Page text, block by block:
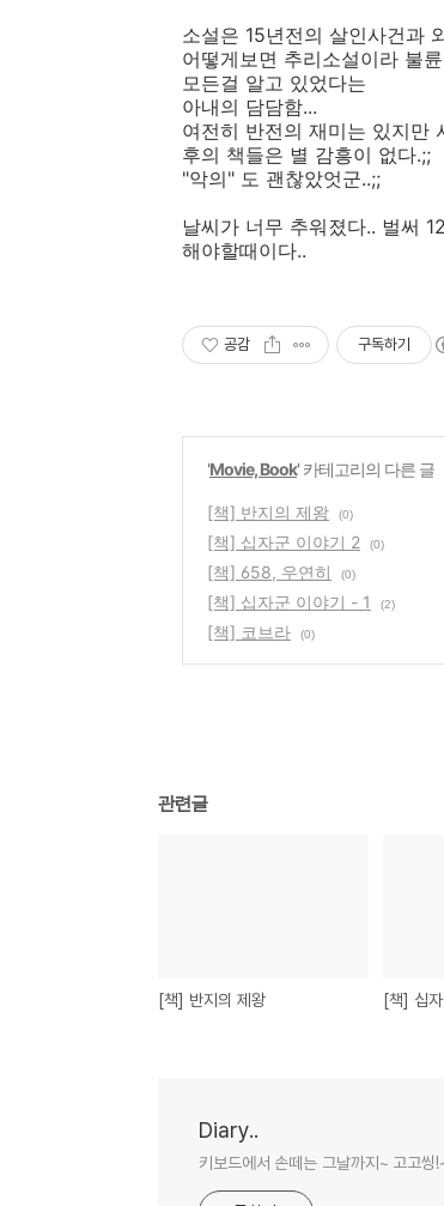
소설은 15년전의 살인사건과
어떻게보면 추리소설이라 불
모든걸 알고 있었다는
아내의 담담함...
여전히 반전의 재미는 있지만
후의 책들은 별 감흥이 없다.;;
"악의" 도 괜찮았엇군..;;
날씨가 너무 추워졌다.. 벌써
해야할때이다..
공감 구독하기
'Movie, Book' 카테고리의 다른 글
[책] 반지의 제왕 (0)
[책] 십자군 이야기 2 (0)
[책] 658, 우연히 (0)
[책] 십자군 이야기 - 1 (2)
[책] 코브라 (0)
관련글
[책] 반지의 제왕 [책] 십
Diary..
키보드에서 손떼는 그날까지~ 고고씽